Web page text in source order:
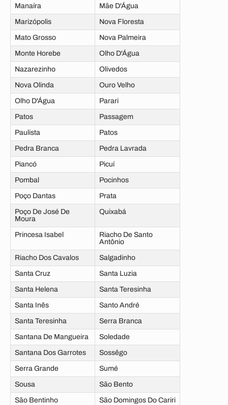
Manaíra Mãe D'Água
Marizópolis Nova Floresta
Mato Grosso Nova Palmeira
Monte Horebe Olho D'Água
Nazarezinho Olivedos
Nova Olinda Ouro Velho
Olho D'Água Parari
Patos Passagem
Paulista Patos
Pedra Branca Pedra Lavrada
Piancó Picuí
Pombal Pocinhos
Poço Dantas Prata
Poço De José De
Moura
Quixabá
Princesa Isabel
Riacho De Santo
Antônio
Riacho Dos Cavalos Salgadinho
Santa Cruz Santa Luzia
Santa Helena Santa Teresinha
Santa Inês Santo André
Santa Teresinha Serra Branca
Santana De Mangueira Soledade
Santana Dos Garrotes Sossêgo
Serra Grande Sumé
Sousa São Bento
São Bentinho São Domingos Do Cariri